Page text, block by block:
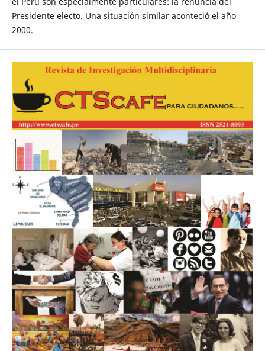
Presidente electo. Una situación similar aconteció el año
2000.